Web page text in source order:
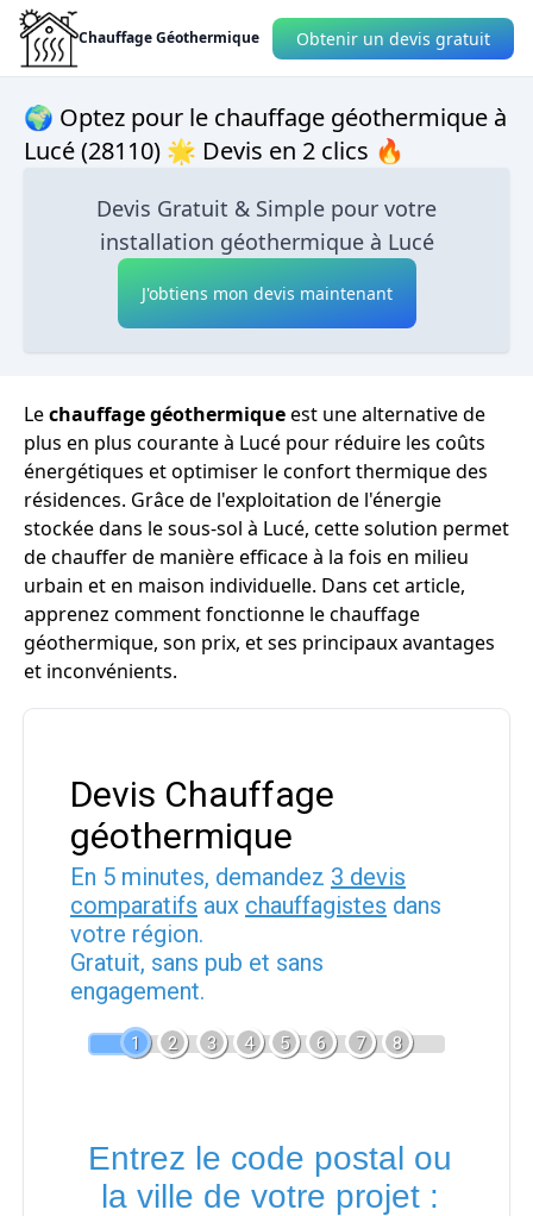
Chauffage Géothermique Obtenir un devis gratuit
🌍 Optez pour le chauffage géothermique à
Lucé (28110) 🌟 Devis en 2 clics 🔥
Devis Gratuit & Simple pour votre
installation géothermique à Lucé
J'obtiens mon devis maintenant
Lechauffage géothermiqueest une alternative de
plus en plus courante à Lucé pour réduire les coûts
énergétiques et optimiser le confort thermique des
résidences. Grâce de l'exploitation de l'énergie
stockée dans le sous-sol à Lucé, cette solution permet
de chauffer de manière efficace à la fois en milieu
urbain et en maison individuelle. Dans cet article,
apprenez comment fonctionne le chauffage
géothermique, son prix, et ses principaux avantages
et inconvénients.
Devis Chauffage
géothermique
En 5 minutes, demandez 3 devis
comparatifs aux chauffagistes dans
votre région.
Gratuit, sans pub et sans
engagement.
1 2 3 4 5 6 7 8
Entrez le code postal ou
la ville de votre projet :